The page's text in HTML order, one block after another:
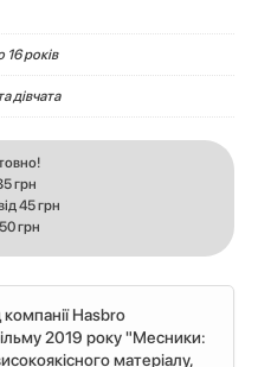
16 років
дівчата
грн
45 грн
грн
Hasbro
2019 року "Месники:
матеріалу,